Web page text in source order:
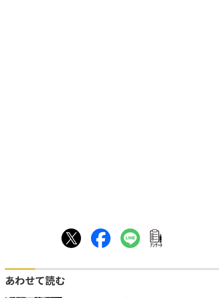
ｱﾝｹｰﾄ
あわせて読む